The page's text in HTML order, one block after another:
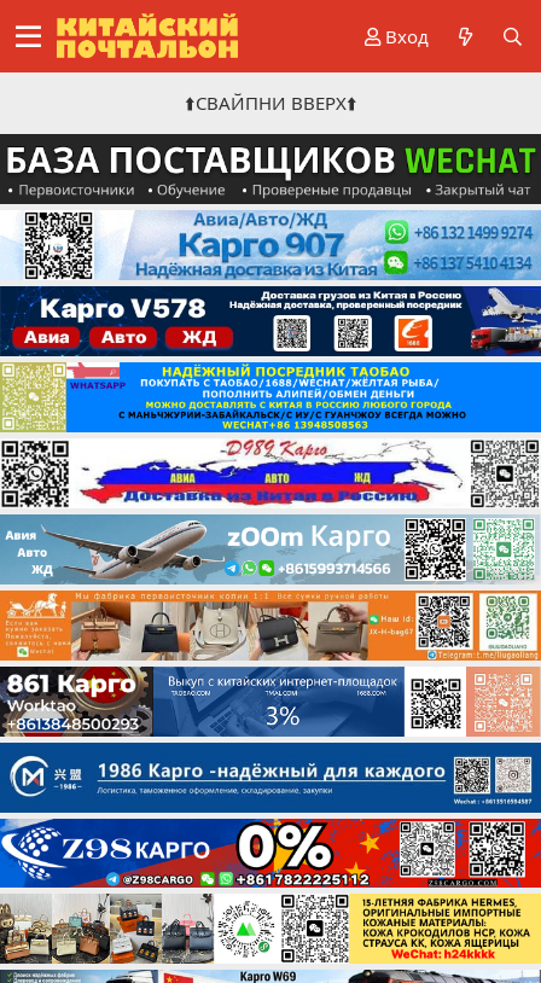
Вход
⬆️СВАЙПНИ ВВЕРХ⬆️